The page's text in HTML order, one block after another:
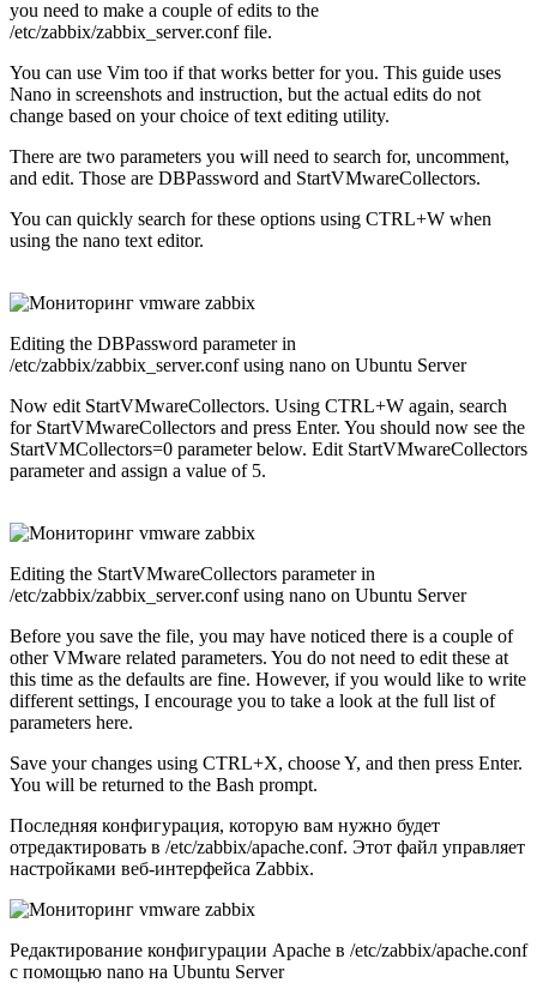
you need to make a couple of edits to the
/etc/zabbix/zabbix_server.conf file.
You can use Vim too if that works better for you. This guide uses
Nano in screenshots and instruction, but the actual edits do not
change based on your choice of text editing utility.
There are two parameters you will need to search for, uncomment,
and edit. Those are DBPassword and StartVMwareCollectors.
You can quickly search for these options using CTRL+W when
using the nano text editor.
Editing the DBPassword parameter in
/etc/zabbix/zabbix_server.conf using nano on Ubuntu Server
Now edit StartVMwareCollectors. Using CTRL+W again, search
for StartVMwareCollectors and press Enter. You should now see the
StartVMCollectors=0 parameter below. Edit StartVMwareCollectors
parameter and assign a value of 5.
Editing the StartVMwareCollectors parameter in
/etc/zabbix/zabbix_server.conf using nano on Ubuntu Server
Before you save the file, you may have noticed there is a couple of
other VMware related parameters. You do not need to edit these at
this time as the defaults are fine. However, if you would like to write
different settings, I encourage you to take a look at the full list of
parameters here.
Save your changes using CTRL+X, choose Y, and then press Enter.
You will be returned to the Bash prompt.
Последняя конфигурация, которую вам нужно будет
отредактировать в /etc/zabbix/apache.conf. Этот файл управляет
настройками веб-интерфейса Zabbix.
Редактирование конфигурации Apache в /etc/zabbix/apache.conf
с помощью nano на Ubuntu Server